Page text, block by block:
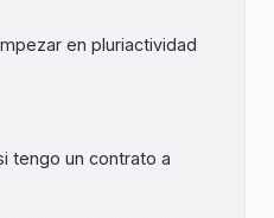
en pluriactividad
tengo un contrato a